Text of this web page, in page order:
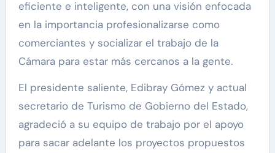
eficiente e inteligente, con una visión enfocada
en la importancia profesionalizarse como
comerciantes y socializar el trabajo de la
Cámara para estar más cercanos a la gente.
El presidente saliente, Edibray Gómez y actual
secretario de Turismo de Gobierno del Estado,
agradeció a su equipo de trabajo por el apoyo
para sacar adelante los proyectos propuestos